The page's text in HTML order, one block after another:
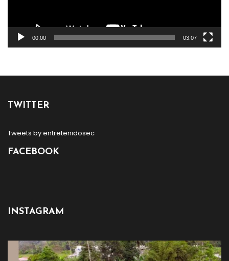
00:00 03:07
TWITTER
Tweets by entretenidosec
FACEBOOK
INSTAGRAM